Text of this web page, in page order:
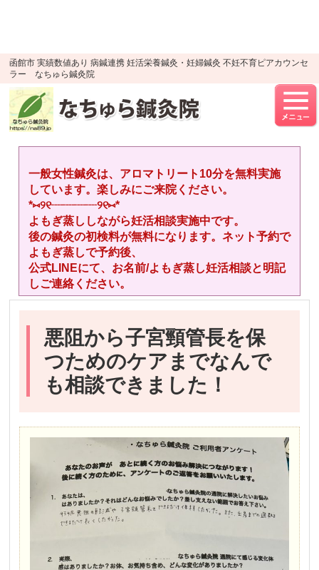
函館市 実績数値あり 病鍼連携 妊活栄養鍼灸・妊婦鍼灸 不妊不育ピアカウンセ
ラー なちゅら鍼灸院
一般女性鍼灸は、アロマトリート10分を無料実施
しています。楽しみにご来院ください。
*⑅︎୨୧┈︎┈︎┈︎┈︎୨୧⑅︎*
よもぎ蒸ししながら妊活相談実施中です。
後の鍼灸の初検料が無料になります。ネット予約で
よもぎ蒸しで予約後、
公式LINEにて、お名前/よもぎ蒸し妊活相談と明記
しご連絡ください。
悪阻から子宮頸管長を保
つためのケアまでなんで
も相談できました！